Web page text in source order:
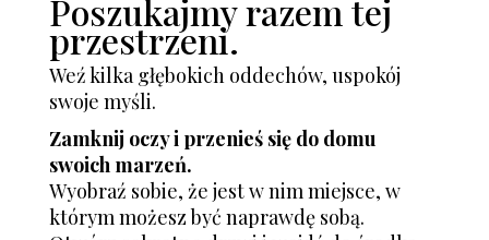
Poszukajmy razem tej
przestrzeni.
Weź kilka głębokich oddechów, uspokój
swoje myśli.
Zamknij oczy i przenieś się do domu
swoich marzeń.
Wyobraź sobie, że jest w nim miejsce, w
którym możesz być naprawdę sobą.